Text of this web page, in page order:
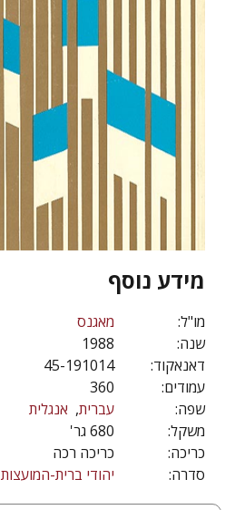
מידע נוסף
מו"ל:
מאגנס
שנה:
1988
דאנאקוד:
45-191014
עמודים:
360
שפה:
עברית אנגלית
משקל:
680 גר'
כריכה:
כריכה רכה
סדרה:
יהודי ברית-המועצות